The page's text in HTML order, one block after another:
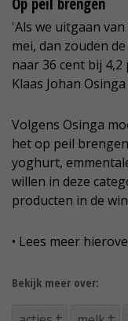
Op peil brengen
'Als we uitgaan
mei, dan zouden
naar 36 cent bij
Klaas Johan
Volgens Osinga
het op peil
yoghurt,
willen in deze
producten in de
• Lees meer
Bekijk meer over: